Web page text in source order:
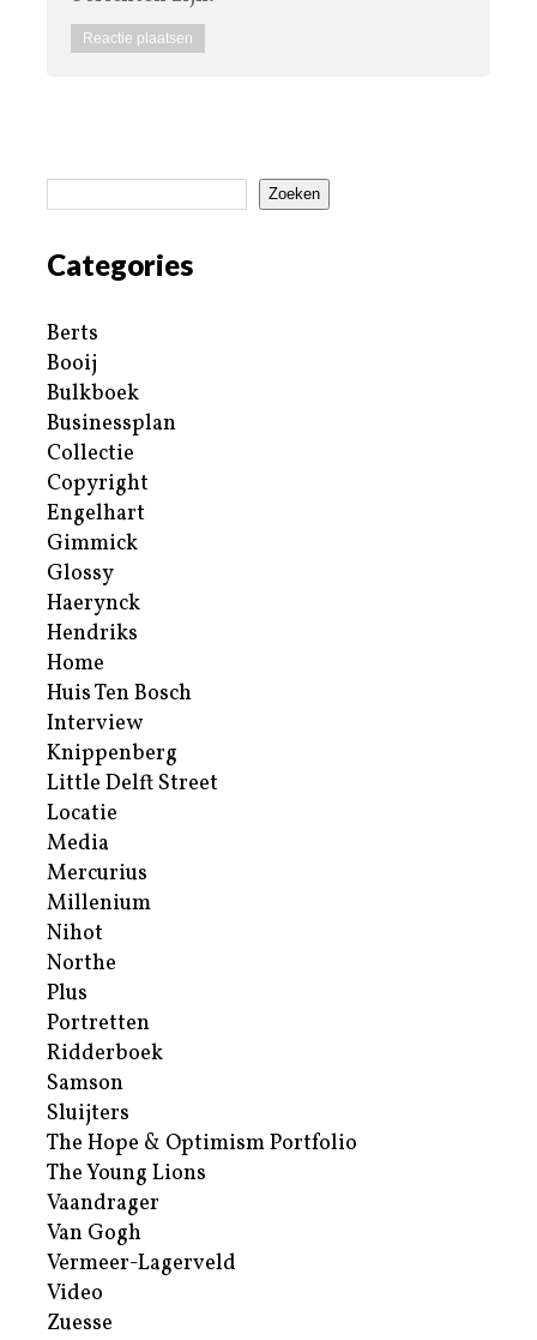
Zoeken
Categories
Berts
Booij
Bulkboek
Businessplan
Collectie
Copyright
Engelhart
Gimmick
Glossy
Haerynck
Hendriks
Home
Huis Ten Bosch
Interview
Knippenberg
Little Delft Street
Locatie
Media
Mercurius
Millenium
Nihot
Northe
Plus
Portretten
Ridderboek
Samson
Sluijters
The Hope & Optimism Portfolio
The Young Lions
Vaandrager
Van Gogh
Vermeer-Lagerveld
Video
Zuesse